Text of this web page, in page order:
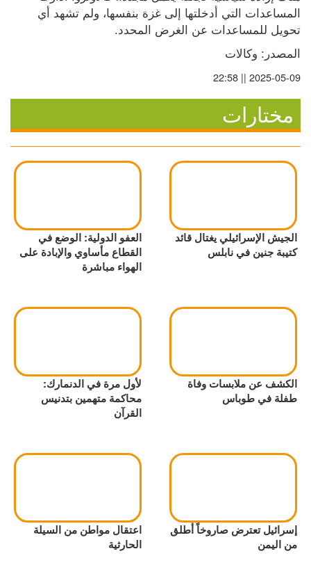
تحويل للمساعدات عن الغرض المحدد.
المصدر: وكالات
2025-05-09 || 22:58
مختارات
الجيش الإسرائيلي يغتال قائد
كتيبة جنين في نابلس
العفو الدولية: الوضع في
القطاع مأساوي والإبادة على
الهواء مباشرة
الكشف عن ملابسات وفاة
طفلة في طوباس
لأول مرة في الدنمارك:
محاكمة متهمين بتدنيس
القرآن
إسرائيل تعترض صاروخاً أطلق
من اليمن
اعتقال مواطن من السيلة
الحارثية